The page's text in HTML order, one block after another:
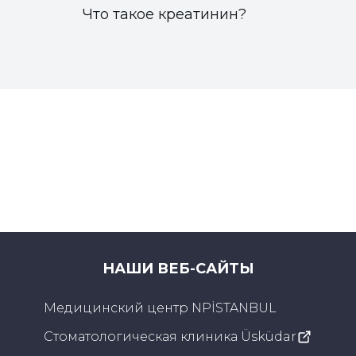
Что такое креатинин?
НАШИ ВЕБ-САЙТЫ
Медицинский центр NPİSTANBUL
Стоматологическая клиника Üsküdar